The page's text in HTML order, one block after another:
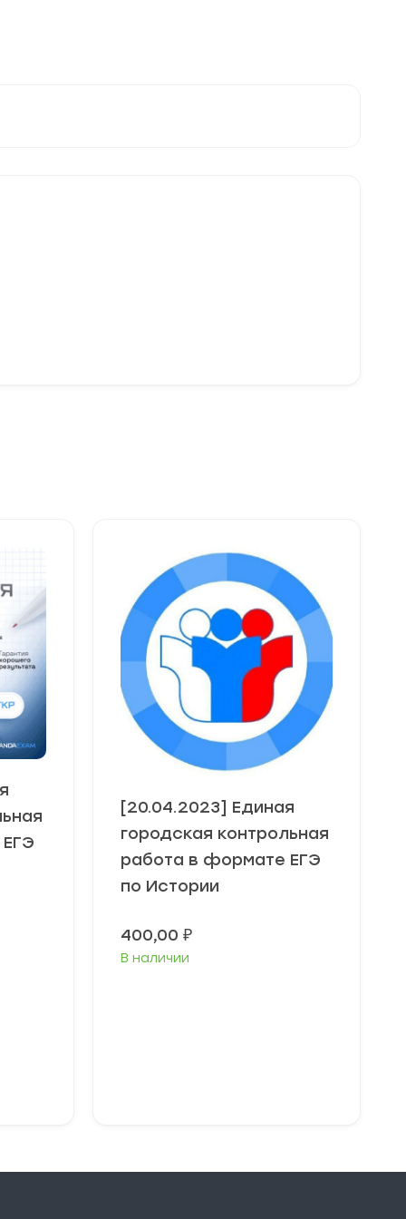
[20.04.2023] Единая
городская контрольная
работа в формате ЕГЭ
по Истории
400,00 ₽
В наличии